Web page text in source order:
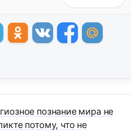
познание мира не
потому, что не